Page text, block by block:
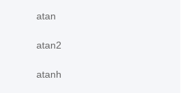
atan
atan2
atanh